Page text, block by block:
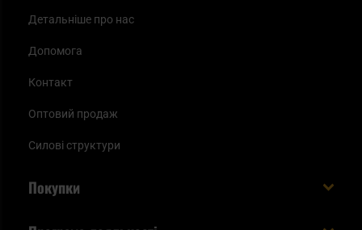
Детальніше про нас
Допомога
Контакт
Оптовий продаж
Силові структури
Покупки